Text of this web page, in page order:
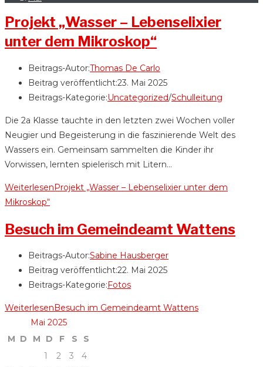
Projekt „Wasser – Lebenselixier
unter dem Mikroskop“
Beitrags-Autor:Thomas De Carlo
Beitrag veröffentlicht:23. Mai 2025
Beitrags-Kategorie:Uncategorized/Schulleitung
Die 2a Klasse tauchte in den letzten zwei Wochen voller
Neugier und Begeisterung in die faszinierende Welt des
Wassers ein. Gemeinsam sammelten die Kinder ihr
Vorwissen, lernten spielerisch mit Litern…
WeiterlesenProjekt „Wasser – Lebenselixier unter dem
Mikroskop“
Besuch im Gemeindeamt Wattens
Beitrags-Autor:Sabine Hausberger
Beitrag veröffentlicht:22. Mai 2025
Beitrags-Kategorie:Fotos
WeiterlesenBesuch im Gemeindeamt Wattens
Mai 2025
M D M D F S
S
1
2 3
4